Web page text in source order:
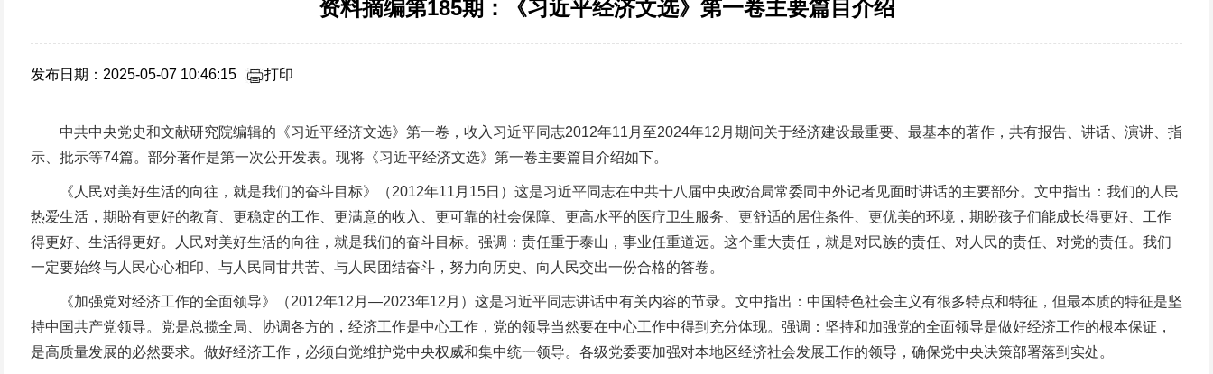
资料摘编第185期：《习近平经济文选》第一卷主要篇目介绍
发布日期：2025-05-07 10:46:15 打印
中共中央党史和文献研究院编辑的《习近平经济文选》第一卷，收入习近平同志2012年11月至2024年12月期间关于经济建设最重要、最基本的著作，共有报告、讲话、演讲、指
示、批示等74篇。部分著作是第一次公开发表。现将《习近平经济文选》第一卷主要篇目介绍如下。
《人民对美好生活的向往，就是我们的奋斗目标》（2012年11月15日）这是习近平同志在中共十八届中央政治局常委同中外记者见面时讲话的主要部分。文中指出：我们的人民
热爱生活，期盼有更好的教育、更稳定的工作、更满意的收入、更可靠的社会保障、更高水平的医疗卫生服务、更舒适的居住条件、更优美的环境，期盼孩子们能成长得更好、工作
得更好、生活得更好。人民对美好生活的向往，就是我们的奋斗目标。强调：责任重于泰山，事业任重道远。这个重大责任，就是对民族的责任、对人民的责任、对党的责任。我们
一定要始终与人民心心相印、与人民同甘共苦、与人民团结奋斗，努力向历史、向人民交出一份合格的答卷。
《加强党对经济工作的全面领导》（2012年12月—2023年12月）这是习近平同志讲话中有关内容的节录。文中指出：中国特色社会主义有很多特点和特征，但最本质的特征是坚
持中国共产党领导。党是总揽全局、协调各方的，经济工作是中心工作，党的领导当然要在中心工作中得到充分体现。强调：坚持和加强党的全面领导是做好经济工作的根本保证，
是高质量发展的必然要求。做好经济工作，必须自觉维护党中央权威和集中统一领导。各级党委要加强对本地区经济社会发展工作的领导，确保党中央决策部署落到实处。